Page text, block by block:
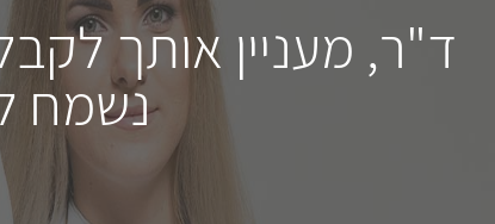
ד"ר, מעניין אותך
נשמח